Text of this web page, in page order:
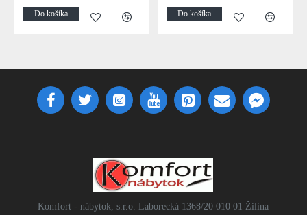
Do košíka Do košíka
Komfort - nábytok, s.r.o. Laborecká 1368/20 010 01 Žilina